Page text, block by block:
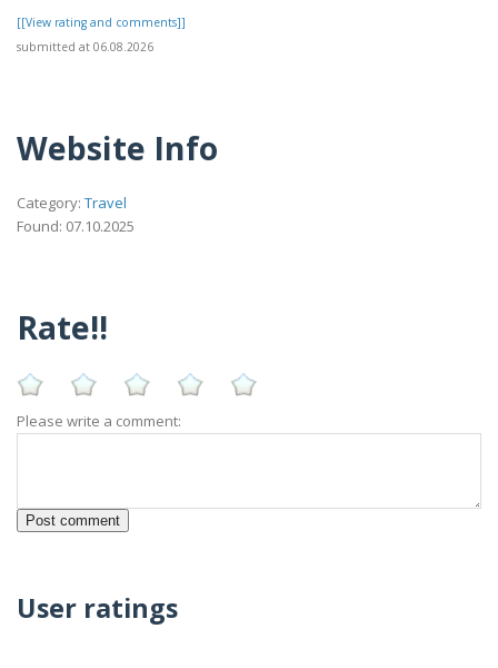
[[View rating and comments]]
submitted at 06.08.2026
Website Info
Category: Travel
Found: 07.10.2025
Rate!!
Please write a comment:
User ratings